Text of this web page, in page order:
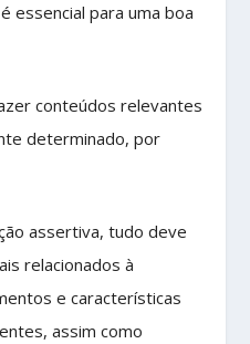
essencial para uma boa
conteúdos relevantes
determinado, por
assertiva, tudo deve
relacionados à
e características
assim como